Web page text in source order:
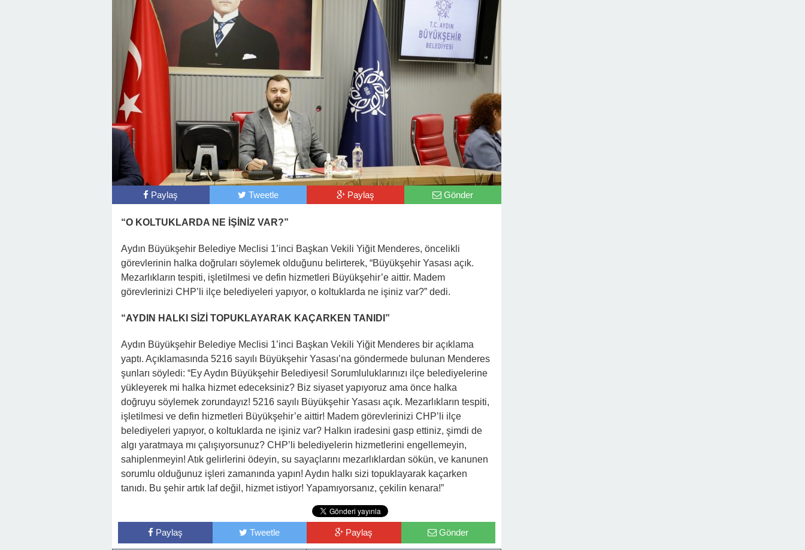
Paylaş Tweetle Paylaş Gönder
“O KOLTUKLARDA NE İŞİNİZ VAR?”
Aydın Büyükşehir Belediye Meclisi 1’inci Başkan Vekili Yiğit Menderes, öncelikli
görevlerinin halka doğruları söylemek olduğunu belirterek, “Büyükşehir Yasası açık.
Mezarlıkların tespiti, işletilmesi ve defin hizmetleri Büyükşehir’e aittir. Madem
görevlerinizi CHP’li ilçe belediyeleri yapıyor, o koltuklarda ne işiniz var?” dedi.
“AYDIN HALKI SİZİ TOPUKLAYARAK KAÇARKEN TANIDI”
Aydın Büyükşehir Belediye Meclisi 1’inci Başkan Vekili Yiğit Menderes bir açıklama
yaptı. Açıklamasında 5216 sayılı Büyükşehir Yasası’na göndermede bulunan Menderes
şunları söyledi: “Ey Aydın Büyükşehir Belediyesi! Sorumluluklarınızı ilçe belediyelerine
yükleyerek mi halka hizmet edeceksiniz? Biz siyaset yapıyoruz ama önce halka
doğruyu söylemek zorundayız! 5216 sayılı Büyükşehir Yasası açık. Mezarlıkların tespiti,
işletilmesi ve defin hizmetleri Büyükşehir’e aittir! Madem görevlerinizi CHP’li ilçe
belediyeleri yapıyor, o koltuklarda ne işiniz var? Halkın iradesini gasp ettiniz, şimdi de
algı yaratmaya mı çalışıyorsunuz? CHP’li belediyelerin hizmetlerini engellemeyin,
sahiplenmeyin! Atık gelirlerini ödeyin, su sayaçlarını mezarlıklardan sökün, ve kanunen
sorumlu olduğunuz işleri zamanında yapın! Aydın halkı sizi topuklayarak kaçarken
tanıdı. Bu şehir artık laf değil, hizmet istiyor! Yapamıyorsanız, çekilin kenara!”
Paylaş Tweetle Paylaş Gönder